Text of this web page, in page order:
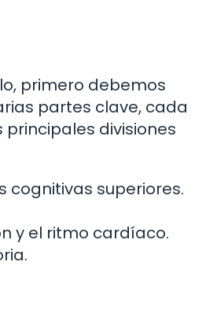
primero debemos
partes clave, cada
divisiones
cognitivas superiores.
y el ritmo cardíaco.